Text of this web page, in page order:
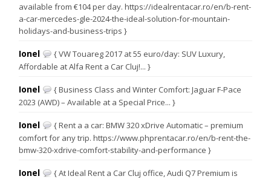
available from €104 per day. https://idealrentacar.ro/en/b-rent-
a-car-mercedes-gle-2024-the-ideal-solution-for-mountain-
holidays-and-business-trips }
Ionel
{ VW Touareg 2017 at 55 euro/day: SUV Luxury,
Affordable at Alfa Rent a Car Cluj!... }
Ionel
{ Business Class and Winter Comfort: Jaguar F-Pace
2023 (AWD) – Available at a Special Price... }
Ionel
{ Rent a a car: BMW 320 xDrive Automatic – premium
comfort for any trip. https://www.phprentacar.ro/en/b-rent-the-
bmw-320-xdrive-comfort-stability-and-performance }
Ionel
{ At Ideal Rent a Car Cluj office, Audi Q7 Premium is